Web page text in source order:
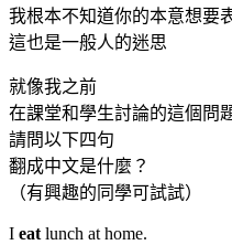
我根本不知道你的本意想要
這也是一般人的迷思
就像我之前
在課堂和學生討論的這個問
請問以下四句
翻成中文是什麼？
（有興趣的同學可試試）
I eat lunch at home.